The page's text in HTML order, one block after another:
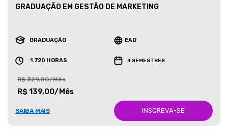
GRADUAÇÃO EM GESTÃO DE MARKETING
GRADUAÇÃO EAD
1.720 HORAS 4 SEMESTRES
R$ 329,00/Mês
R$ 139,00/Mês
SAIBA MAIS INSCREVA-SE